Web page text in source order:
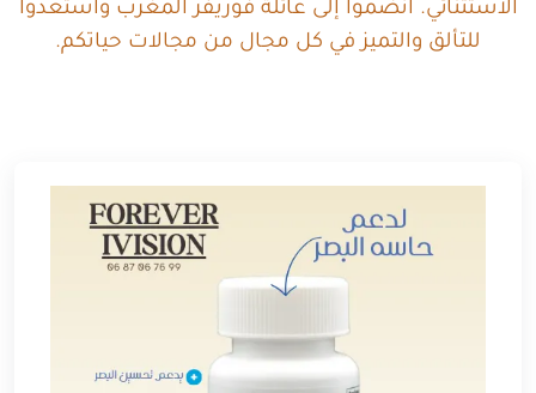
الاستثنائي. انضموا إلى عائلة فوريفر المغرب واستعدوا
للتألق والتميز في كل مجال من مجالات حياتكم.